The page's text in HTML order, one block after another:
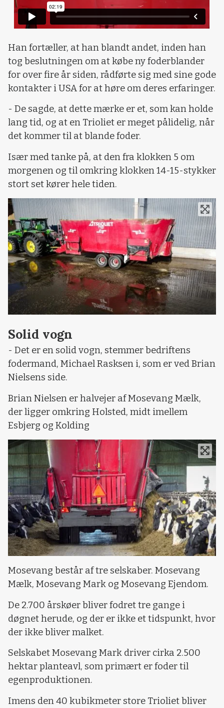
Han fortæller, at han blandt andet, inden han
tog beslutningen om at købe ny foderblander
for over fire år siden, rådførte sig med sine gode
kontakter i USA for at høre om deres erfaringer.
- De sagde, at dette mærke er et, som kan holde
lang tid, og at en Trioliet er meget pålidelig, når
det kommer til at blande foder.
Især med tanke på, at den fra klokken 5 om
morgenen og til omkring klokken 14-15-stykker
stort set kører hele tiden.
Solid vogn
- Det er en solid vogn, stemmer bedriftens
fodermand, Michael Rasksen i, som er ved Brian
Nielsens side.
Brian Nielsen er halvejer af Mosevang Mælk,
der ligger omkring Holsted, midt imellem
Esbjerg og Kolding
Mosevang består af tre selskaber. Mosevang
Mælk, Mosevang Mark og Mosevang Ejendom.
De 2.700 årskøer bliver fodret tre gange i
døgnet herude, og der er ikke et tidspunkt, hvor
der ikke bliver malket.
Selskabet Mosevang Mark driver cirka 2.500
hektar planteavl, som primært er foder til
egenproduktionen.
Imens den 40 kubikmeter store Trioliet bliver